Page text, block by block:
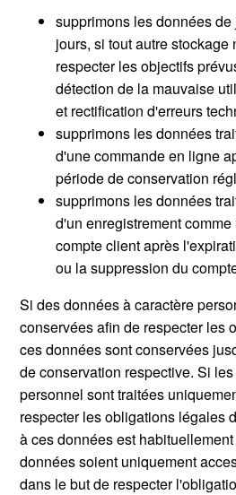
supprimons les données
jours, si tout autre
respecter les objectifs
détection de la mauvaise
et rectification d'erreurs
supprimons les données
d'une commande en ligne
période de conservation
supprimons les données
d'un enregistrement
compte client après
ou la suppression du
Si des données à caractère
conservées afin de respecter les
ces données sont conservées
de conservation respective. Si
personnel sont traitées
respecter les obligations légales
à ces données est
données soient uniquement
dans le but de respecter